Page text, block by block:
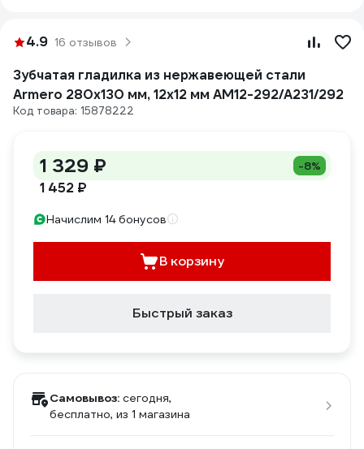
4.9 16 отзывов
Зубчатая гладилка из нержавеющей стали
Armero 280х130 мм, 12x12 мм AM12-292/A231/292
Код товара: 15878222
1 329 ₽ -8%
1 452 ₽
Начислим 14 бонусов
В корзину
Быстрый заказ
Самовывоз: сегодня,
бесплатно, из 1 магазина